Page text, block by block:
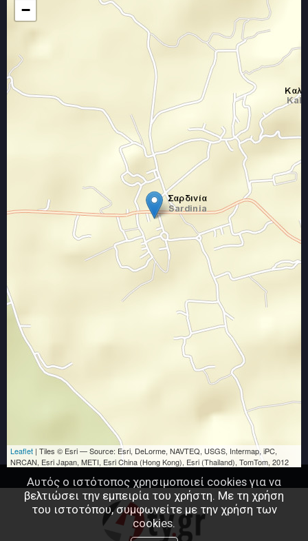
−
Leaflet | Tiles © Esri — Source: Esri, DeLorme, NAVTEQ, USGS, Intermap, iPC,
NRCAN, Esri Japan, METI, Esri China (Hong Kong), Esri (Thailand), TomTom, 2012
Αυτός ο ιστότοπος χρησιμοποιεί cookies για να
βελτιώσει την εμπειρία του χρήστη. Με τη χρήση
του ιστοτόπου, συμφωνείτε με την χρήση των
cookies.